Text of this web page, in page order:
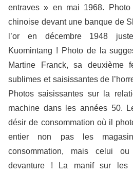
entraves » en mai 1968.
chinoise devant une banque de
l’or en décembre 1948
Kuomintang ! Photo de la
Martine Franck, sa deuxième
sublimes et saisissantes de
Photos saisissantes sur la
machine dans les années 50.
désir de consommation où il
entier non pas les
consommation, mais celui
devanture ! La manif sur les